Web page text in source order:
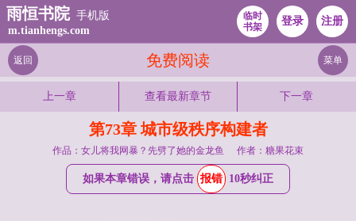
雨恒书院 手机版
m.tianhengs.com
临时
书架
登录 注册
免费阅读
返回 菜单
上一章 查看最新章节 下一章
第73章 城市级秩序构建者
作品：女儿将我网暴？先劈了她的金龙鱼 作者：糖果花束
如果本章错误，请点击 报错 10秒纠正